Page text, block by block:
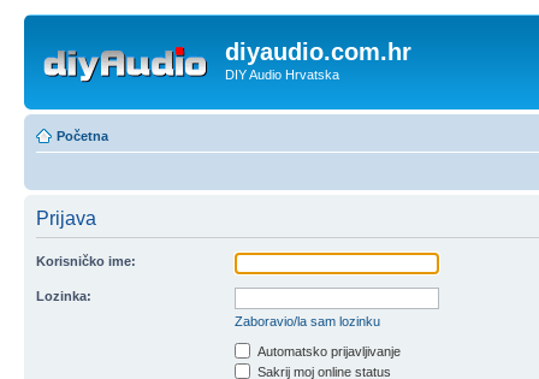
diyaudio.com.hr
DIY Audio Hrvatska
Početna
Prijava
Korisničko ime:
Lozinka:
Zaboravio/la sam lozinku
Automatsko prijavljivanje
Sakrij moj online status